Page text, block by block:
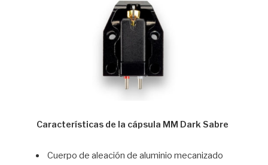
Características de la cápsula MM Dark Sabre
Cuerpo de aleación de aluminio mecanizado